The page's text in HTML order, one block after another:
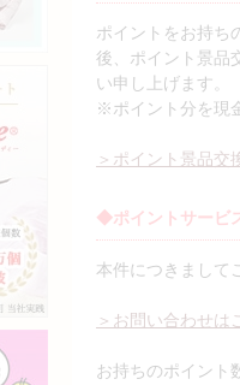
ポイントをお持ち
後、ポイント景品
い申し上げます。
※ポイント分を現
＞ポイント景品交
◆ポイントサービ
本件につきまして
＞お問い合わせは
お持ちのポイント